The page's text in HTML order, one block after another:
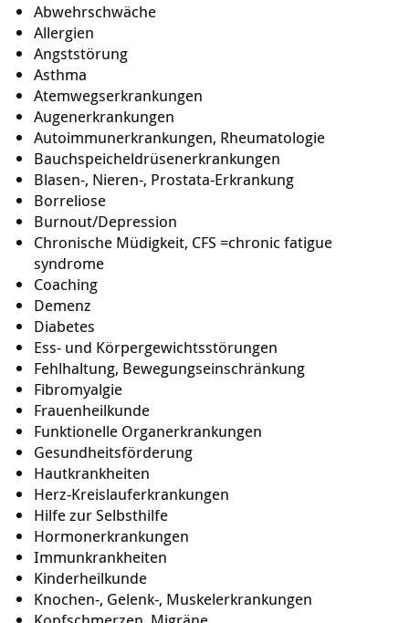
Abwehrschwäche
Allergien
Angststörung
Asthma
Atemwegserkrankungen
Augenerkrankungen
Autoimmunerkrankungen, Rheumatologie
Bauchspeicheldrüsenerkrankungen
Blasen-, Nieren-, Prostata-Erkrankung
Borreliose
Burnout/Depression
Chronische Müdigkeit, CFS =chronic fatigue
syndrome
Coaching
Demenz
Diabetes
Ess- und Körpergewichtsstörungen
Fehlhaltung, Bewegungseinschränkung
Fibromyalgie
Frauenheilkunde
Funktionelle Organerkrankungen
Gesundheitsförderung
Hautkrankheiten
Herz-Kreislauferkrankungen
Hilfe zur Selbsthilfe
Hormonerkrankungen
Immunkrankheiten
Kinderheilkunde
Knochen-, Gelenk-, Muskelerkrankungen